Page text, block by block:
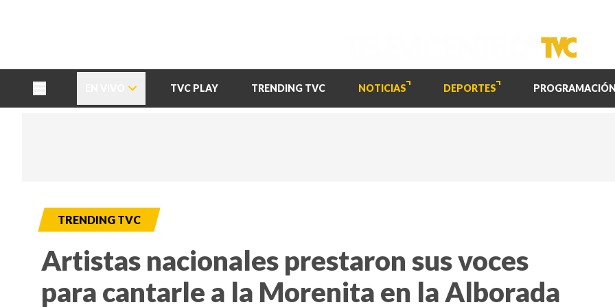
TVC PLAY TRENDING TVC NOTICIAS DEPORTES PROGRAMACIÓN
TRENDING TVC
Artistas nacionales prestaron sus voces
para cantarle a la Morenita en la Alborada